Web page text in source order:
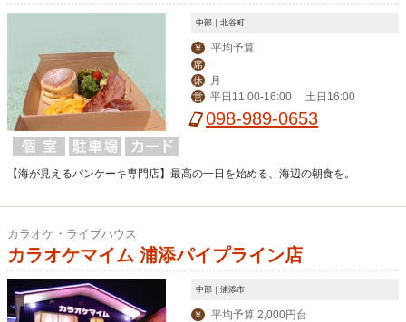
中部｜北谷町
￥ 平均予算
席
休
月
営 平日11:00-16:00 土日16:00
098-989-0653
【海が見えるパンケーキ専門店】最高の一日を始める、海辺の朝食を。
カラオケ・ライブハウス
カラオケマイム 浦添パイプライン店
中部｜浦添市
￥ 平均予算 2,000円台